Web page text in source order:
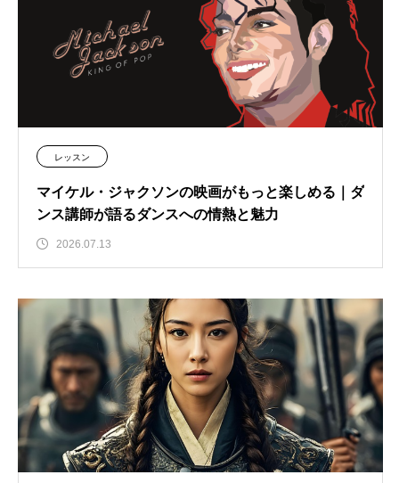
レッスン
マイケル・ジャクソンの映画がもっと楽しめる｜ダ
ンス講師が語るダンスへの情熱と魅力
2026.07.13